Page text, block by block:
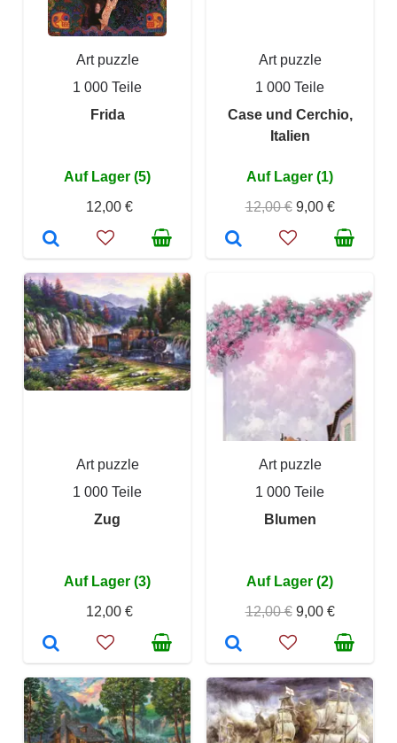
Art puzzle
1 000 Teile
Frida
Auf Lager (5)
12,00 €
Art puzzle
1 000 Teile
Case und Cerchio,
Italien
Auf Lager (1)
12,00 € 9,00 €
Art puzzle
1 000 Teile
Zug
Auf Lager (3)
12,00 €
Art puzzle
1 000 Teile
Blumen
Auf Lager (2)
12,00 € 9,00 €